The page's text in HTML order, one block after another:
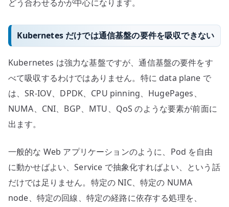
どう合わせるかが中心になります。
Kubernetes だけでは通信基盤の要件を吸収できない
Kubernetes は強力な基盤ですが、通信基盤の要件をす
べて吸収するわけではありません。特に data plane で
は、SR-IOV、DPDK、CPU pinning、HugePages、
NUMA、CNI、BGP、MTU、QoS のような要素が前面に
出ます。
一般的な Web アプリケーションのように、Pod を自由
に動かせばよい、Service で抽象化すればよい、という話
だけでは足りません。特定の NIC、特定の NUMA
node、特定の回線、特定の経路に依存する処理を、